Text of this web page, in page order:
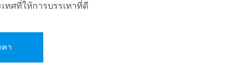
ทศที่ให้การบรรเทาที่ดี
คา